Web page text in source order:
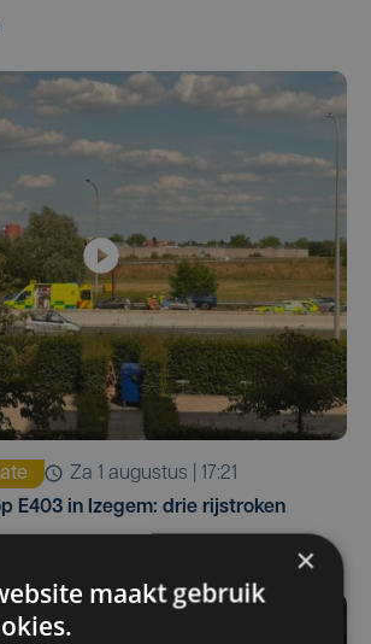
za 1 augustus | 17:21
E403 in Izegem: drie rijstroken
×
maakt gebruik